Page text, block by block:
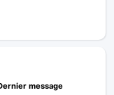
message